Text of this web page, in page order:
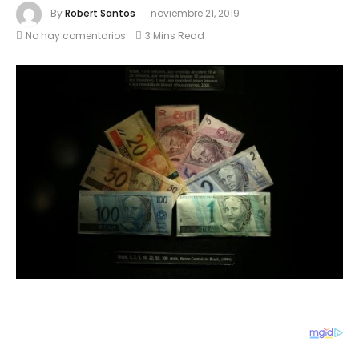
ByRobert Santos
noviembre 21, 2019
No hay comentarios
3 Mins Read